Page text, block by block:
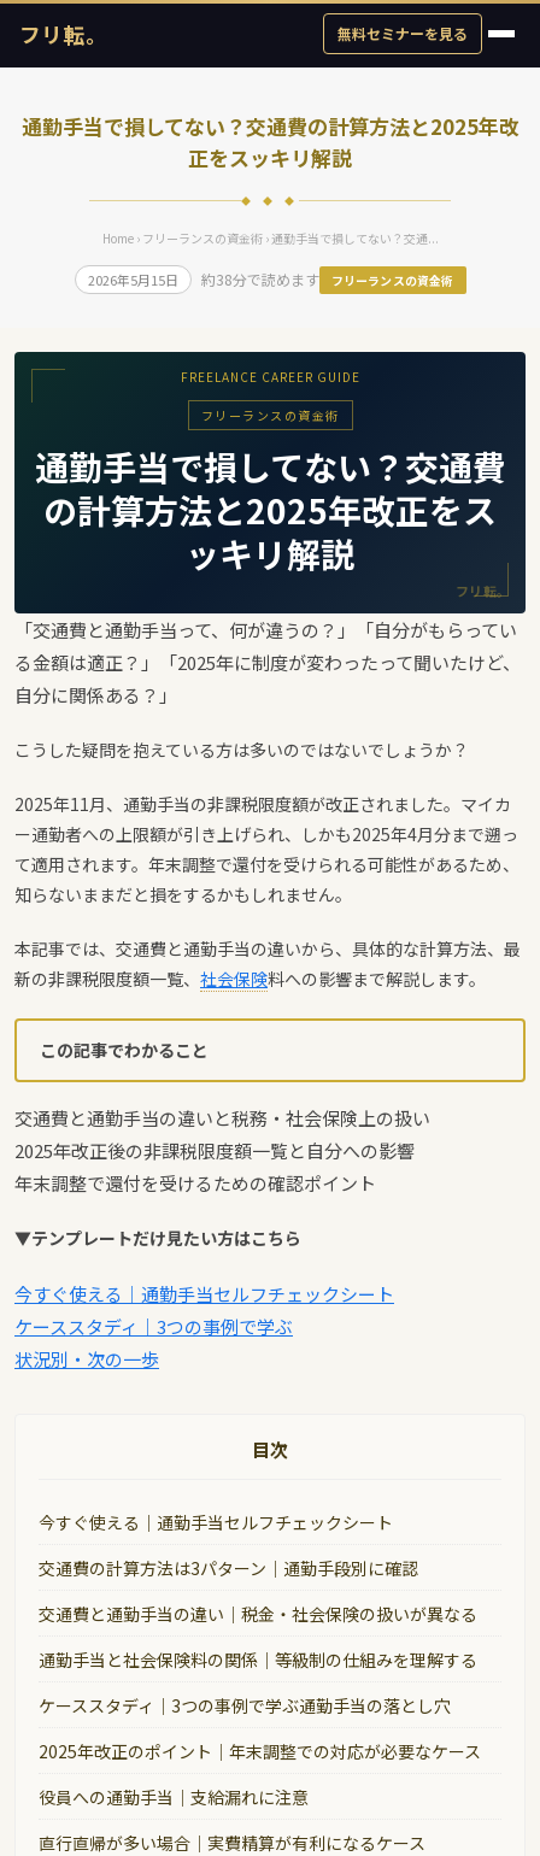
フリ転。 無料セミナーを見る
通勤手当で損してない？交通費の計算方法と2025年改
正をスッキリ解説
◆ ◆ ◆
Home› フリーランスの資金術› 通勤手当で損してない？交通...
2026年5月15日 約38分で読めます フリーランスの資金術
FREELANCE CAREER GUIDE
フリーランスの資金術
通勤手当で損してない？交通費
の計算方法と2025年改正をス
ッキリ解説
フリ転。
「交通費と通勤手当って、何が違うの？」「自分がもらってい
る金額は適正？」「2025年に制度が変わったって聞いたけど、
自分に関係ある？」
こうした疑問を抱えている方は多いのではないでしょうか？
2025年11月、通勤手当の非課税限度額が改正されました。マイカ
ー通勤者への上限額が引き上げられ、しかも2025年4月分まで遡っ
て適用されます。年末調整で還付を受けられる可能性があるため、
知らないままだと損をするかもしれません。
本記事では、交通費と通勤手当の違いから、具体的な計算方法、最
新の非課税限度額一覧、 社会保険料への影響まで解説します。
この記事でわかること
交通費と通勤手当の違いと税務・社会保険上の扱い
2025年改正後の非課税限度額一覧と自分への影響
年末調整で還付を受けるための確認ポイント
▼テンプレートだけ見たい方はこちら
今すぐ使える｜通勤手当セルフチェックシート
ケーススタディ｜3つの事例で学ぶ
状況別・次の一歩
目次
今すぐ使える｜通勤手当セルフチェックシート
交通費の計算方法は3パターン｜通勤手段別に確認
交通費と通勤手当の違い｜税金・社会保険の扱いが異なる
通勤手当と社会保険料の関係｜等級制の仕組みを理解する
ケーススタディ｜3つの事例で学ぶ通勤手当の落とし穴
2025年改正のポイント｜年末調整での対応が必要なケース
役員への通勤手当｜支給漏れに注意
直行直帰が多い場合｜実費精算が有利になるケース